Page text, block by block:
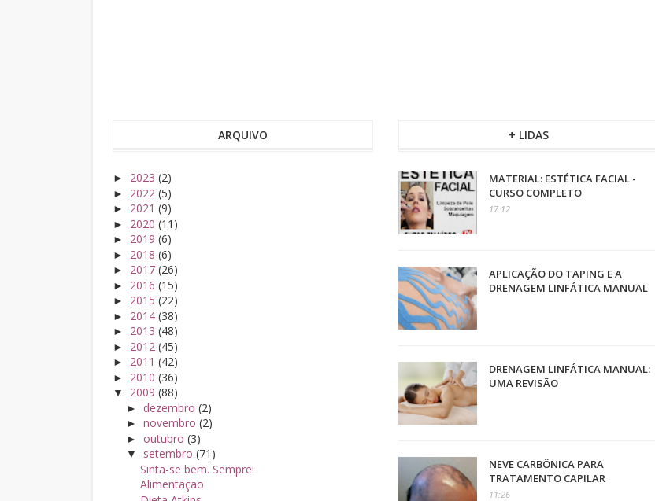
ARQUIVO
► 2023 (2)
► 2022 (5)
► 2021 (9)
► 2020 (11)
► 2019 (6)
► 2018 (6)
► 2017 (26)
► 2016 (15)
► 2015 (22)
► 2014 (38)
► 2013 (48)
► 2012 (45)
► 2011 (42)
► 2010 (36)
▼ 2009 (88)
► dezembro (2)
► novembro (2)
► outubro (3)
▼ setembro (71)
Sinta-se bem. Sempre!
Alimentação
+ LIDAS
MATERIAL: ESTÉTICA FACIAL -
CURSO COMPLETO
17:12
APLICAÇÃO DO TAPING E A
DRENAGEM LINFÁTICA MANUAL
DRENAGEM LINFÁTICA MANUAL:
UMA REVISÃO
NEVE CARBÔNICA PARA
TRATAMENTO CAPILAR
11:26